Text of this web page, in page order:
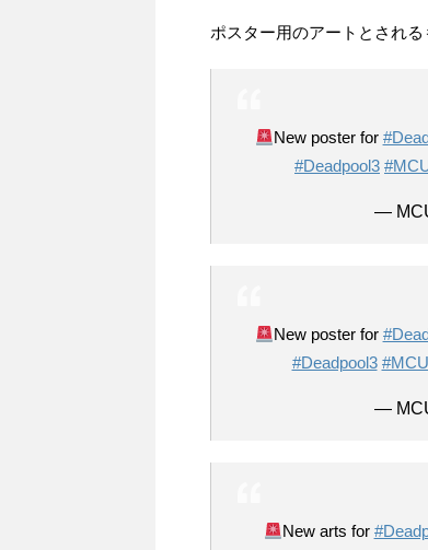
ポスター用のアートとされる
New poster for
#Deadpool3
—
New poster for
#Deadpool3 #MCU
—
New arts for